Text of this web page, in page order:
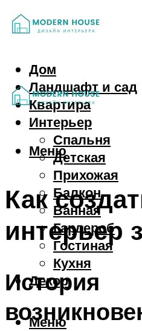
Дом
Ландшафт и сад
Квартира
Интерьер
Спальня
Детская
Прихожая
Балкон
Ванная
Гардероб
Гостиная
Кухня
Декор
Меню
Меню
Как
интерьер
История